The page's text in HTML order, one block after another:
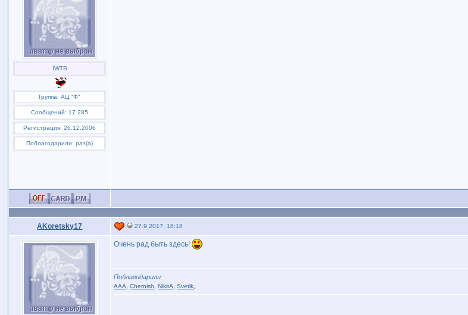
IWTB
Группа: АЦ "Ф"
Сообщений: 17 285
Регистрация: 26.12.2006
Поблагодарили: раз(а)
AKoretsky17 27.9.2017, 18:18
Очень рад быть здесь!
Поблагодарили:
AAA ,Chernish ,NikitA ,Svetik